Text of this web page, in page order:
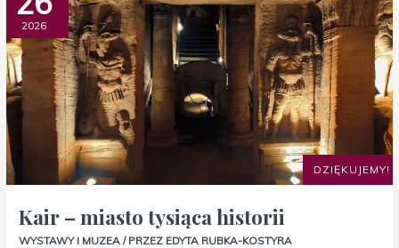
DZIĘKUJEMY!
2026
Kair – miasto tysiąca historii
WYSTAWY I MUZEA / PRZEZ EDYTA RUBKA-KOSTYRA
miasto
tysiąca
historii